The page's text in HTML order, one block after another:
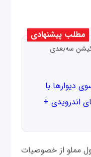
مطلب پیشنهادی
سه‌بعدی
دیوارها با
اندرویدی +
مملو از خصوصیات